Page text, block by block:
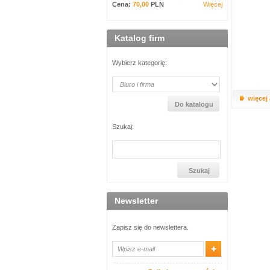
Cena: 70,00 PLN Więcej
Katalog firm
Wybierz kategorię:
Szukaj:
Newsletter
Zapisz się do newslettera.
więcej